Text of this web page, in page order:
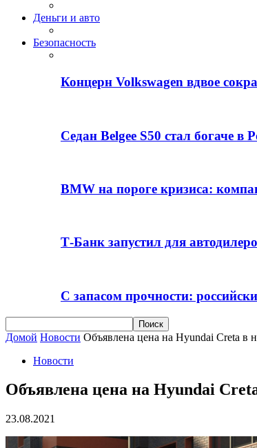
Деньги и авто
Безопасность
Концерн Volkswagen вдвое
Седан Belgee S50 стал богаче в
BMW на пороге кризиса:
Т-Банк запустил для
С запасом прочности:
Домой Новости Объявлена цена на Hyundai Creta в
Новости
Объявлена цена на Hyundai
23.08.2021